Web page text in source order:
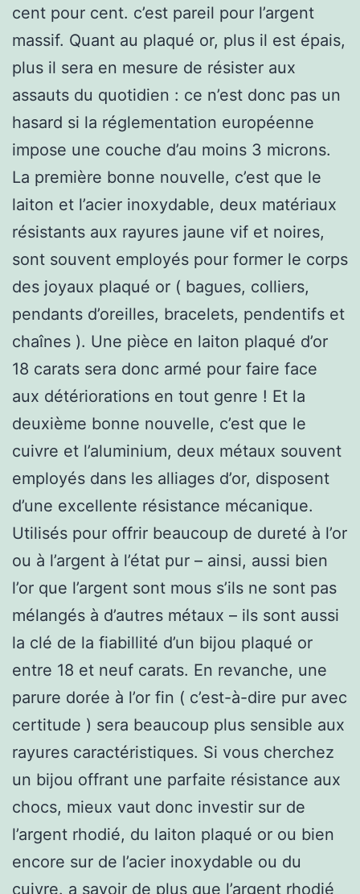
cent pour cent. c’est pareil pour l’argent
massif. Quant au plaqué or, plus il est épais,
plus il sera en mesure de résister aux
assauts du quotidien : ce n’est donc pas un
hasard si la réglementation européenne
impose une couche d’au moins 3 microns.
La première bonne nouvelle, c’est que le
laiton et l’acier inoxydable, deux matériaux
résistants aux rayures jaune vif et noires,
sont souvent employés pour former le corps
des joyaux plaqué or ( bagues, colliers,
pendants d’oreilles, bracelets, pendentifs et
chaînes ). Une pièce en laiton plaqué d’or
18 carats sera donc armé pour faire face
aux détériorations en tout genre ! Et la
deuxième bonne nouvelle, c’est que le
cuivre et l’aluminium, deux métaux souvent
employés dans les alliages d’or, disposent
d’une excellente résistance mécanique.
Utilisés pour offrir beaucoup de dureté à l’or
ou à l’argent à l’état pur – ainsi, aussi bien
l’or que l’argent sont mous s’ils ne sont pas
mélangés à d’autres métaux – ils sont aussi
la clé de la fiabillité d’un bijou plaqué or
entre 18 et neuf carats. En revanche, une
parure dorée à l’or fin ( c’est-à-dire pur avec
certitude ) sera beaucoup plus sensible aux
rayures caractéristiques. Si vous cherchez
un bijou offrant une parfaite résistance aux
chocs, mieux vaut donc investir sur de
l’argent rhodié, du laiton plaqué or ou bien
encore sur de l’acier inoxydable ou du
cuivre. a savoir de plus que l’argent rhodié